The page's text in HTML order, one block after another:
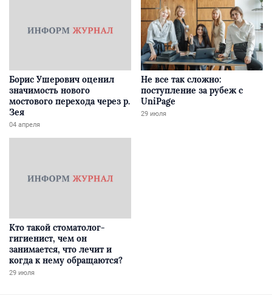
Борис Ушерович оценил
значимость нового
мостового перехода через р.
Зея
04 апреля
Не все так сложно:
поступление за рубеж с
UniPage
29 июля
Кто такой стоматолог-
гигиенист, чем он
занимается, что лечит и
когда к нему обращаются?
29 июля